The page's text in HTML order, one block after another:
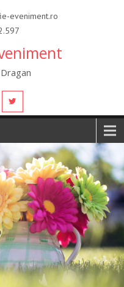
eveniment.ro